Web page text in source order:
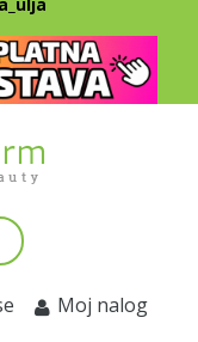
Moj nalog